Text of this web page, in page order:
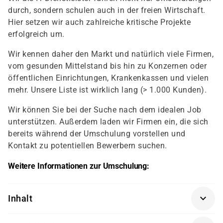
durch, sondern schulen auch in der freien Wirtschaft.
Hier setzen wir auch zahlreiche kritische Projekte
erfolgreich um.
Wir kennen daher den Markt und natürlich viele Firmen,
vom gesunden Mittelstand bis hin zu Konzernen oder
öffentlichen Einrichtungen, Krankenkassen und vielen
mehr. Unsere Liste ist wirklich lang (> 1.000 Kunden).
Wir können Sie bei der Suche nach dem idealen Job
unterstützen. Außerdem laden wir Firmen ein, die sich
bereits während der Umschulung vorstellen und
Kontakt zu potentiellen Bewerbern suchen.
Weitere Informationen zur Umschulung:
Inhalt